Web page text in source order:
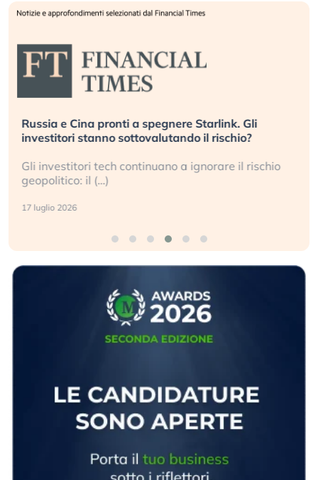
Russia e Cina pronti a spegnere Starlink. Gli
investitori stanno sottovalutando il rischio?
Gli investitori tech continuano a ignorare il rischio
geopolitico: il (…)
17 luglio 2026